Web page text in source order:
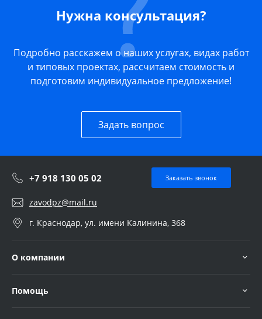
Нужна консультация?
Подробно расскажем о наших услугах, видах работ
и типовых проектах, рассчитаем стоимость и
подготовим индивидуальное предложение!
Задать вопрос
+7 918 130 05 02 Заказать звонок
zavodpz@mail.ru
г. Краснодар, ул. имени Калинина, 368
О компании
Помощь